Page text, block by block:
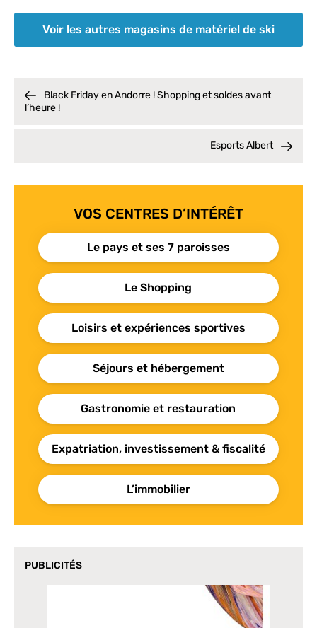
Voir les autres magasins de matériel de ski
VOS CENTRES D’INTÉRÊT
Le pays et ses 7 paroisses
Le Shopping
Loisirs et expériences sportives
Séjours et hébergement
Gastronomie et restauration
Expatriation, investissement & fiscalité
L’immobilier
PUBLICITÉS
Black Friday en Andorre ! Shopping et soldes avant
l’heure !
Esports Albert